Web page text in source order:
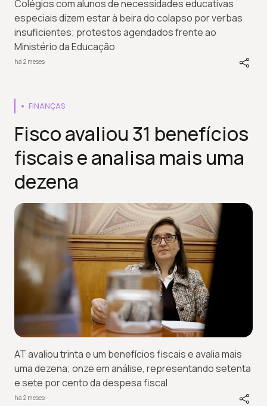
Colégios com alunos de necessidades educativas
especiais dizem estar à beira do colapso por verbas
insuficientes; protestos agendados frente ao
Ministério da Educação
há 2 meses
FINANÇAS
Fisco avaliou 31 benefícios
fiscais e analisa mais uma
dezena
AT avaliou trinta e um benefícios fiscais e avalia mais
uma dezena; onze em análise, representando setenta
e sete por cento da despesa fiscal
há 2 meses